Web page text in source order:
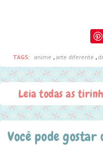
TAGS: anime , arte diferente ,
Leia todas as
Você pode gostar